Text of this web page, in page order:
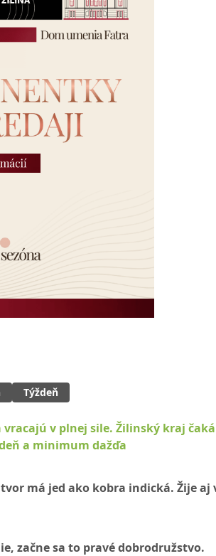
Týždeň
vracajú v plnej sile. Žilinský kraj čaká
a minimum dažďa
má jed ako kobra indická. Žije aj
začne sa to pravé dobrodružstvo.